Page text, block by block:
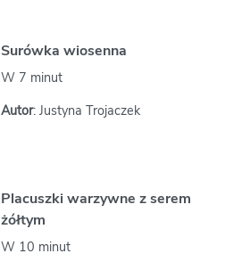
Surówka wiosenna
W 7 minut
Autor: Justyna Trojaczek
Placuszki warzywne z serem
żółtym
W 10 minut